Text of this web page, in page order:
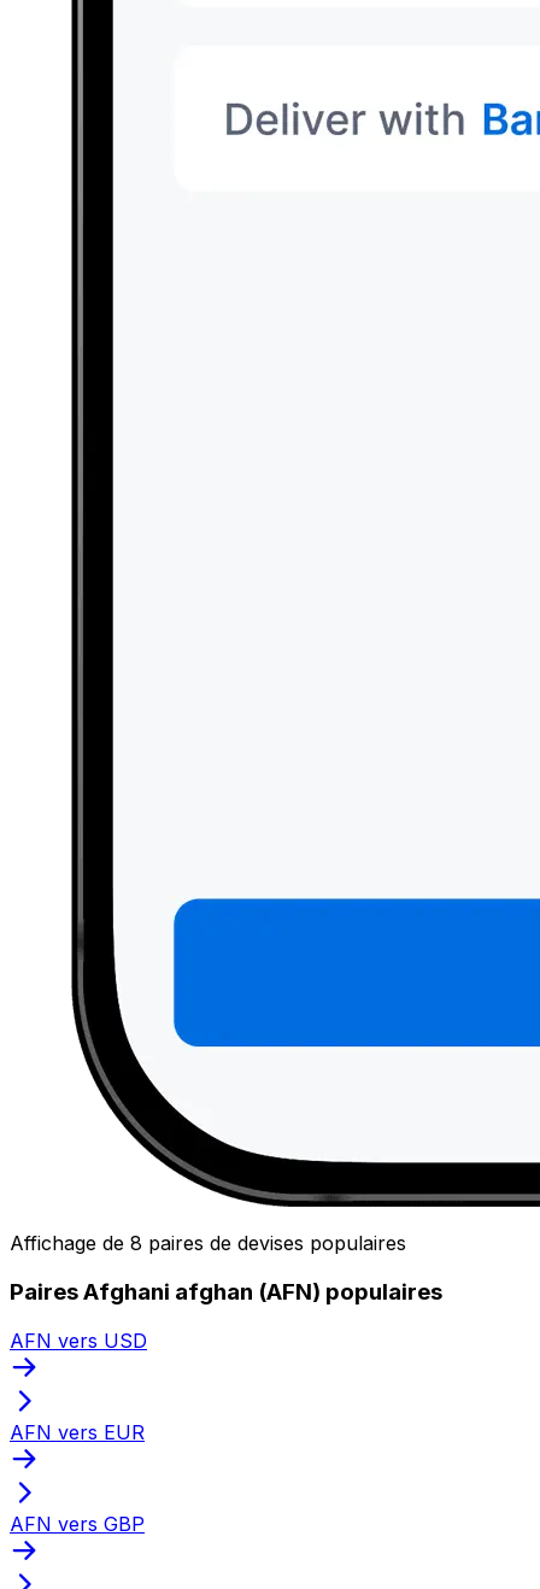
Affichage de 8 paires de devises populaires
Paires Afghani afghan (AFN) populaires
AFN vers USD
AFN vers EUR
AFN vers GBP